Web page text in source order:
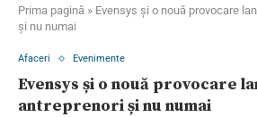
Prima pagină » Evensys și o nouă provocare
și nu numai
Afaceri Evenimente
Evensys și o nouă provocare
antreprenori și nu numai